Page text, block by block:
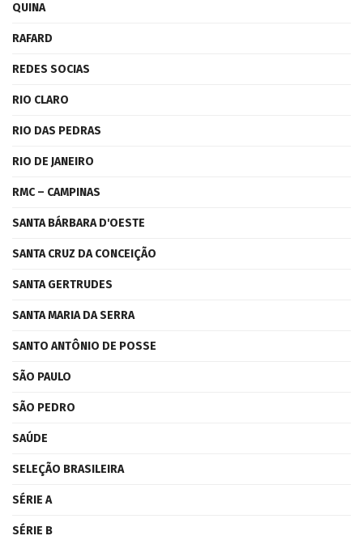
QUINA
RAFARD
REDES SOCIAS
RIO CLARO
RIO DAS PEDRAS
RIO DE JANEIRO
RMC – CAMPINAS
SANTA BÁRBARA D'OESTE
SANTA CRUZ DA CONCEIÇÃO
SANTA GERTRUDES
SANTA MARIA DA SERRA
SANTO ANTÔNIO DE POSSE
SÃO PAULO
SÃO PEDRO
SAÚDE
SELEÇÃO BRASILEIRA
SÉRIE A
SÉRIE B